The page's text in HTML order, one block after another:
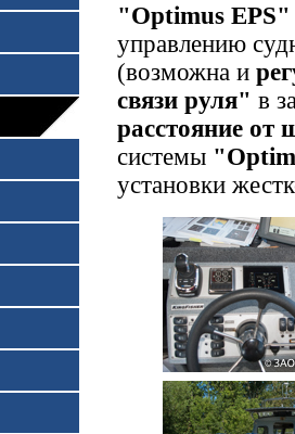
"Optimus EPS"
управлению
(возможна и
связи руля" в
расстояние от
системы
установки